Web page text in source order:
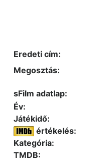
Eredeti cím:
Megosztás:
sFilm adatlap:
Év:
Játékidő:
értékelés:
Kategória:
TMDB: